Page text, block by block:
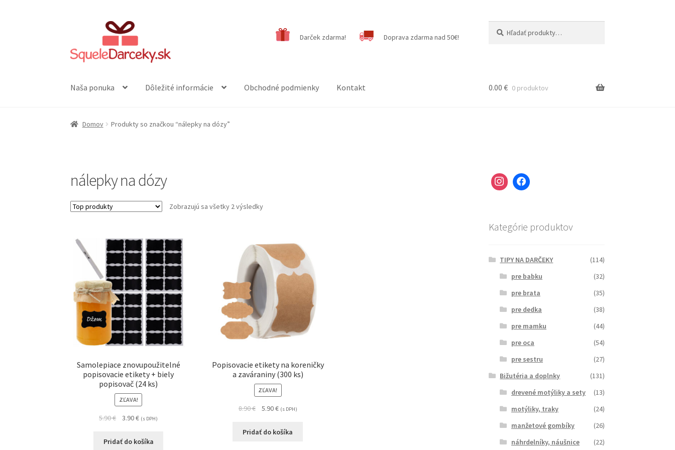
navigáciu
obsah
Darček zdarma! Doprava zdarma nad 50€!
Naša ponuka Dôležité informácie Obchodné podmienky Kontakt 0.00 € 0 produktov
Domov Produkty so značkou “nálepky na dózy”
nálepky na dózy
Zobrazujú sa všetky 2 výsledky
Samolepiace znovupoužitelné
popisovacie etikety + biely
popisovač (24 ks)
ZĽAVA!
5.90€ 3.90€ (s DPH)
Pridať do košíka
Popisovacie etikety na koreničky
a zaváraniny (300 ks)
ZĽAVA!
8.90€ 5.90€ (s DPH)
Pridať do košíka
Kategórie produktov
TIPY NA DARČEKY
(114)
pre babku
(32)
pre brata
(35)
pre dedka
(38)
pre mamku
(44)
pre oca
(54)
pre sestru
(27)
Bižutéria a doplnky
(131)
drevené motýliky a sety
(13)
motýliky, traky
(24)
manžetové gombíky
(26)
náhrdelníky, náušnice
(22)